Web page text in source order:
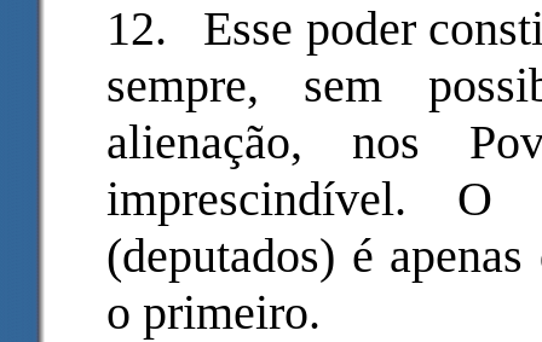
12. Esse poder
sempre, sem
alienação, nos
imprescindível. O
(deputados) é
o primeiro.